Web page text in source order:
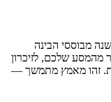
מבוססי הבינה
שלכם, לזיכרון
זהו מאמץ מתמשך —